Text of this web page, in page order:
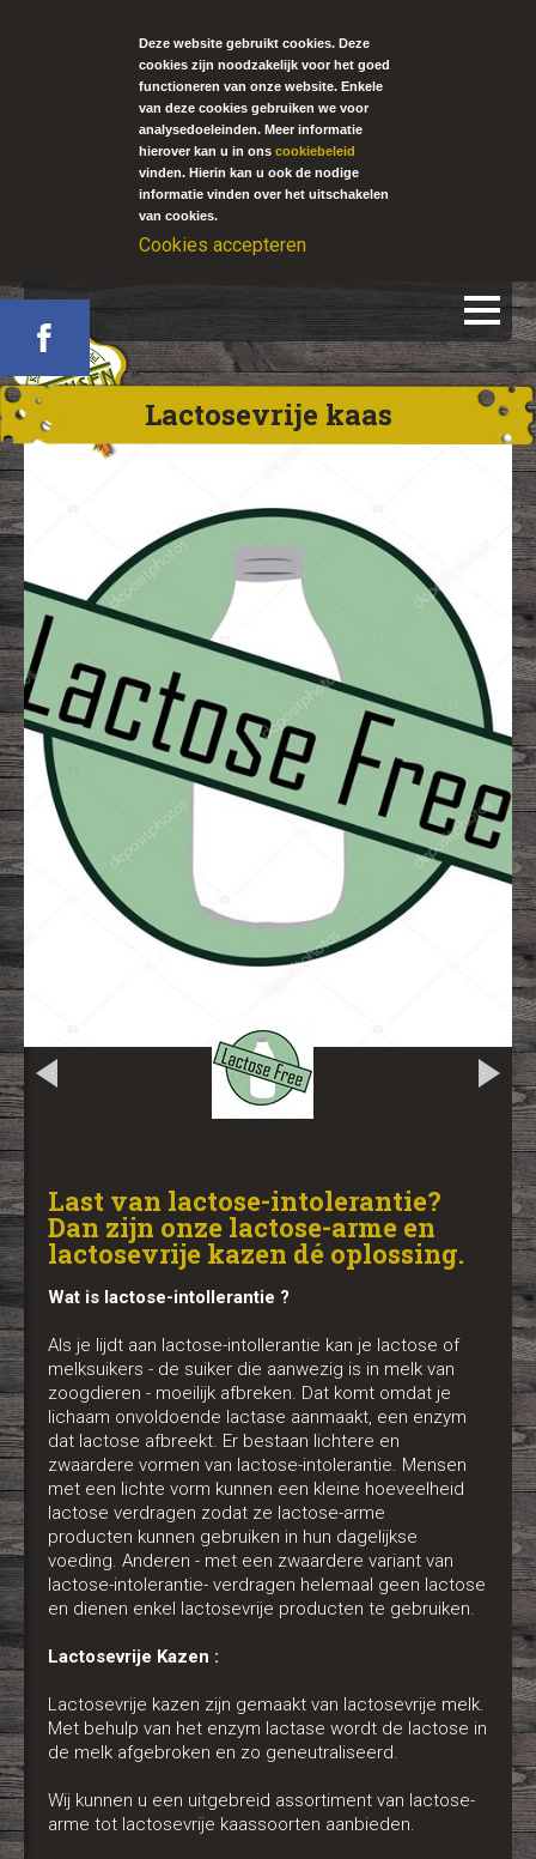
Deze website gebruikt cookies. Deze
cookies zijn noodzakelijk voor het goed
functioneren van onze website. Enkele
van deze cookies gebruiken we voor
analysedoeleinden. Meer informatie
hierover kan u in onscookiebeleid
vinden. Hierin kan u ook de nodige
informatie vinden over het uitschakelen
van cookies.
Cookies accepteren
Lactosevrije kaas
Last van lactose-intolerantie?
Dan zijn onze lactose-arme en
lactosevrije kazen dé oplossing.
Wat is lactose-intollerantie ?
Als je lijdt aan lactose-intollerantie kan je lactose of
melksuikers - de suiker die aanwezig is in melk van
zoogdieren - moeilijk afbreken. Dat komt omdat je
lichaam onvoldoende lactase aanmaakt, een enzym
dat lactose afbreekt. Er bestaan lichtere en
zwaardere vormen van lactose-intolerantie. Mensen
met een lichte vorm kunnen een kleine hoeveelheid
lactose verdragen zodat ze lactose-arme
producten kunnen gebruiken in hun dagelijkse
voeding. Anderen - met een zwaardere variant van
lactose-intolerantie- verdragen helemaal geen lactose
en dienen enkel lactosevrije producten te gebruiken.
Lactosevrije Kazen :
Lactosevrije kazen zijn gemaakt van lactosevrije melk.
Met behulp van het enzym lactase wordt de lactose in
de melk afgebroken en zo geneutraliseerd.
Wij kunnen u een uitgebreid assortiment van lactose-
arme tot lactosevrije kaassoorten aanbieden.